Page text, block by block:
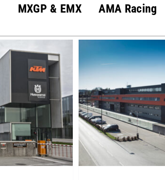
MXGP & EMX AMA Racing